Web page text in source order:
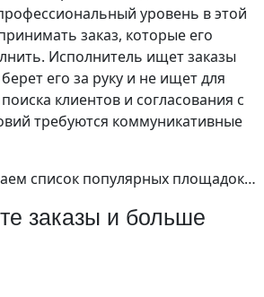
уровень в этой
заказ, которые его
Исполнитель ищет заказы
его за руку и не ищет для
клиентов и согласования с
требуются коммуникативные
список популярных площадок…
заказы и больше